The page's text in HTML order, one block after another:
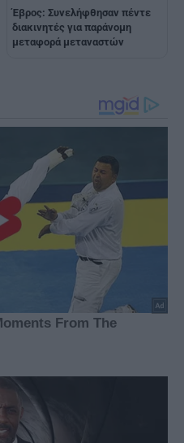
Έβρος: Συνελήφθησαν πέντε
διακινητές για παράνομη
μεταφορά μεταναστών